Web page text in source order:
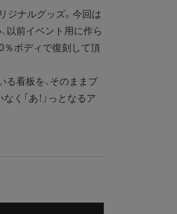
ジナルグッズ。今回は
以前イベント用に作ら
％ボディで復刻して頂
看板を、そのままプ
く「あ！」っとなるア